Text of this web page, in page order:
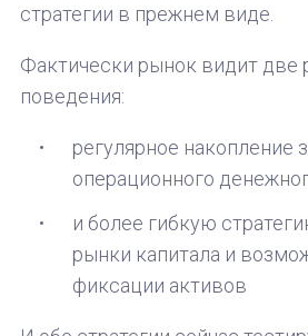
стратегии в прежнем виде.
Фактически рынок видит две
поведения:
регулярное накопление
операционного
и более гибкую
рынки капитала и
фиксации активов